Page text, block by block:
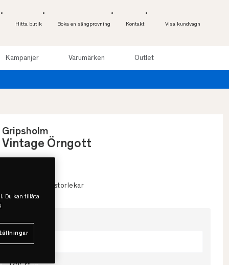
Hitta butik Boka en sängprovning Kontakt Visa kundvagn
Kampanjer Varumärken Outlet
Gripsholm
Vintage Örngott
• Flera färger & storlekar
Välj storlek
50x90
Du kan tillåta